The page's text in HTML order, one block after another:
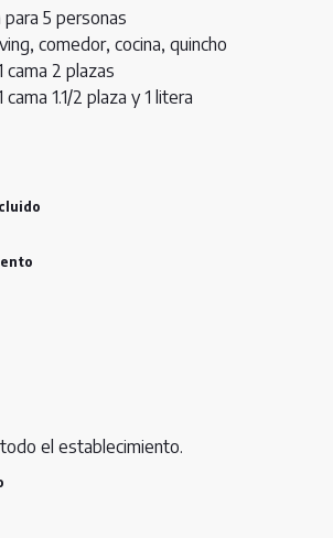
5 personas
comedor, cocina, quincho
cama 2 plazas
cama 1.1/2 plaza y 1 litera
el establecimiento.